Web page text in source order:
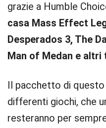
grazie a Humble
casa Mass Effect
Desperados 3, The
Man of Medan e
Il pacchetto di
differenti giochi, che
resteranno per